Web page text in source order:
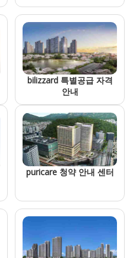
bilizzard 특별공급 자격
안내
puricare 청약 안내 센터